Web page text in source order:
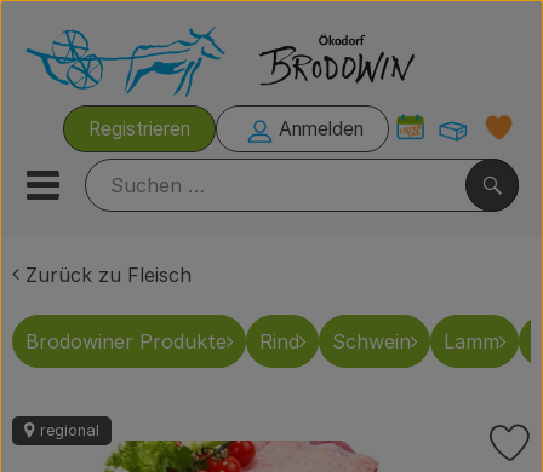
Registrieren Anmelden
Mobiles Menu öffnen oder
Rezeptkisten
Brodowiner Produkte
Zurück zu Fleisch
Brodowiner Produkte Rind Schwein Lamm
regional